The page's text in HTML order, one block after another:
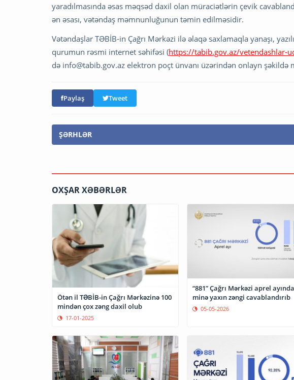
yaradılmasında əsas məqsəd daxil olan müraciətlərin çevik
ən əsası, vətəndaş məmnunluğunun təmin edilməsidir.
Vətəndaşlar TƏBİB-in Çağrı Mərkəzi ilə əlaqə saxlamaqla yanaşı,
qurumun rəsmi internet səhifəsi (https://tabib.gov.az/vetendashlar-
də info@tabib.gov.az elektron poçt ünvanı üzərindən onlayn
Paylaş Tweet
ŞƏRHLƏR
OXŞAR XƏBƏRLƏR
Ötən il TƏBİB-in Çağrı Mərkəzinə 100
mindən çox zəng daxil olub
17-01-2025
“881” Çağrı Mərkəzi aprel
minə yaxın zəngi cavablandırıb
05-05-2026